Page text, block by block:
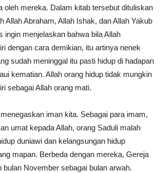
oleh mereka. Dalam kitab tersebut dituliskan
Allah Abraham, Allah Ishak, dan Allah Yakub
ingin menjelaskan bahwa bila Allah
dengan cara demikian, itu artinya nenek
sudah meninggal itu pasti hidup di hadapan
kematian. Allah orang hidup tidak mungkin
sebagai Allah orang mati.
iman kita. Sebagai para imam,
umat kepada Allah, orang Saduli malah
duniawi dan kelangsungan hidup
mapan. Berbeda dengan mereka, Gereja
bulan November sebagai bulan arwah.